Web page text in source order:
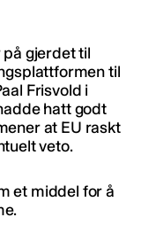
på gjerdet til
til
Frisvold i
hatt godt
at EU raskt
veto.
et middel for å